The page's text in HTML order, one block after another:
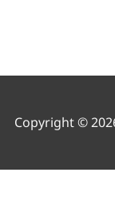
Copyright ©